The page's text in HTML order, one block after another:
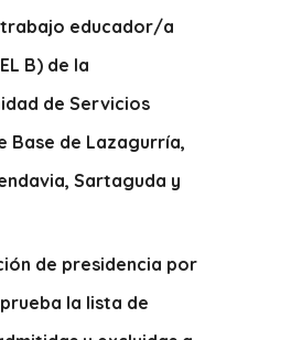
educador/a
B) de la
de Servicios
Base de Lazagurría,
Sartaguda y
de presidencia por
la lista de